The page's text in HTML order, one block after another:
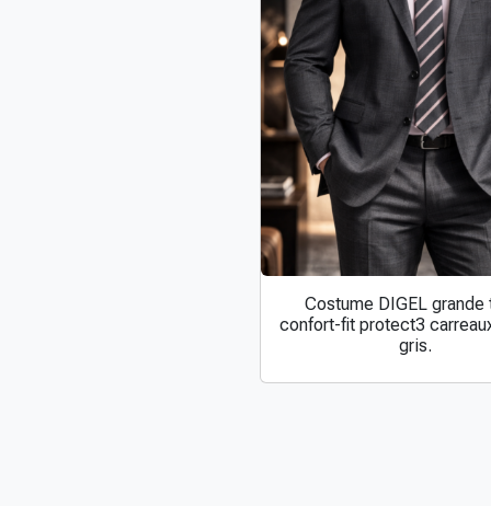
Costume DIGEL grande
confort-fit protect3
gris.